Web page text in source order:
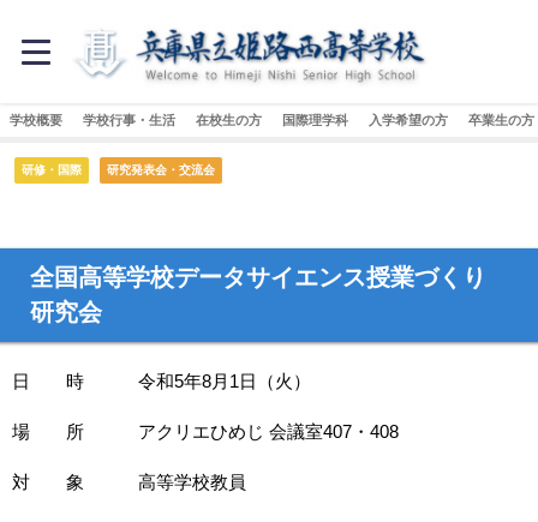
学校概要 学校行事・生活 在校生の方 国際理学科 入学希望の方 卒業生の方
研修・国際 研究発表会・交流会
全国高等学校データサイエンス授業づくり
研究会
日 時 令和5年8月1日（火）
場 所 アクリエひめじ 会議室407・408
対 象 高等学校教員